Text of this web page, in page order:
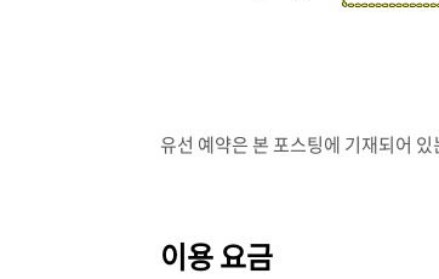
유선 예약은 본 포스팅에 기재되어
이용 요금